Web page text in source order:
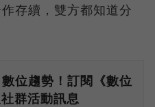
存續，雙方都知道分
位趨勢！訂閱《數位
群活動訊息